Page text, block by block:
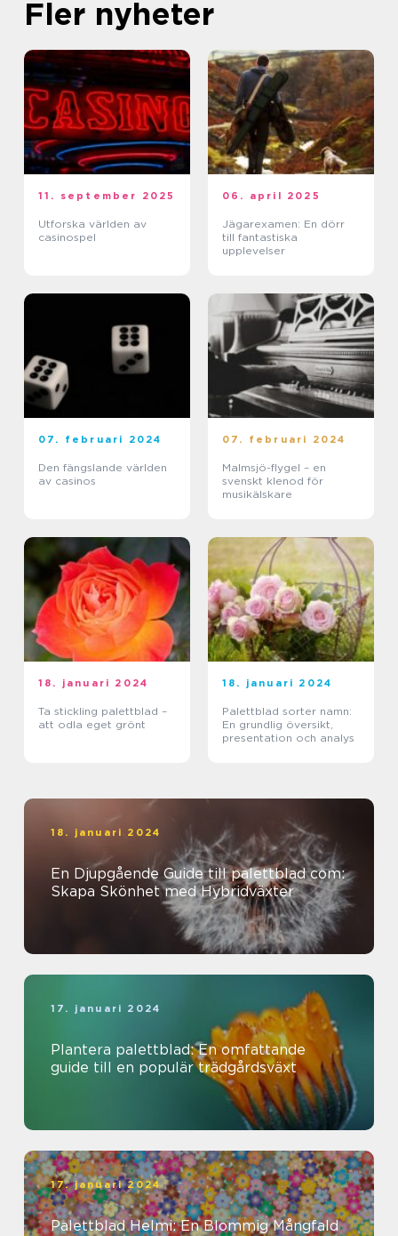
Fler nyheter
11. september 2025
Utforska världen av
casinospel
06. april 2025
Jägarexamen: En dörr
till fantastiska
upplevelser
07. februari 2024
Den fängslande världen
av casinos
07. februari 2024
Malmsjö-flygel – en
svenskt klenod för
musikälskare
18. januari 2024
Ta stickling palettblad –
att odla eget grönt
18. januari 2024
Palettblad sorter namn:
En grundlig översikt,
presentation och analys
18. januari 2024
En Djupgående Guide till palettblad com:
Skapa Skönhet med Hybridväxter
17. januari 2024
Plantera palettblad: En omfattande
guide till en populär trädgårdsväxt
17. januari 2024
Palettblad Helmi: En Blommig Mångfald